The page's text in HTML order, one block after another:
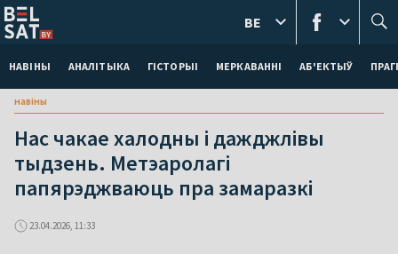
НАВІНЫ АНАЛІТЫКА ГІСТОРЫІ МЕРКАВАННI АБ'ЕКТЫЎ
BE
навіны
Нас чакае халодны і дажджлівы
тыдзень. Метэаролагі
папярэджваюць пра замаразкі
23.04.2026, 11:33